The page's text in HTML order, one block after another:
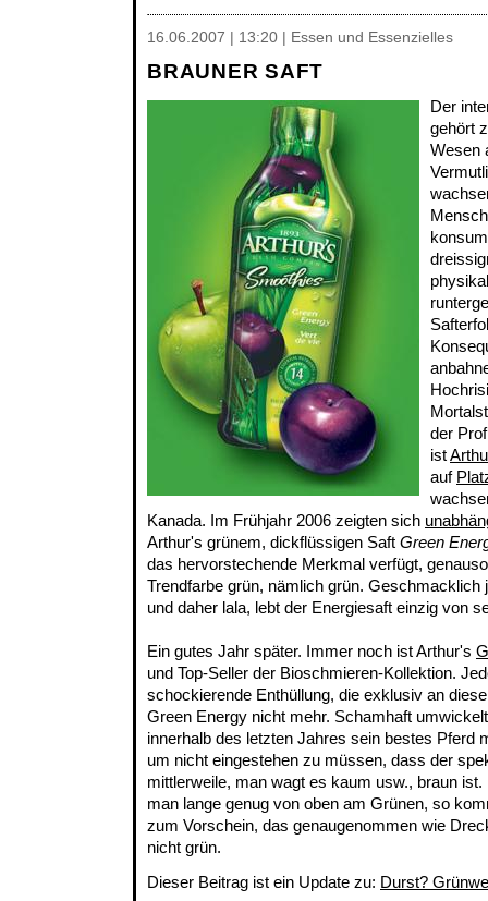
16.06.2007 | 13:20 | Essen und Essenzielles
BRAUNER SAFT
Der
gehört
Wesen
der
ist
auf
Kanada. Im Frühjahr 2006 zeigten sich
Arthur's grünem, dickflüssigen Saft Green
das hervorstechende Merkmal verfügt,
Trendfarbe grün, nämlich grün. Geschmacklich
und daher lala, lebt der Energiesaft einzig von
Ein gutes Jahr später. Immer noch ist Arthur's
und Top-Seller der Bioschmieren-Kollektion.
schockierende Enthüllung, die exklusiv an
Green Energy nicht mehr. Schamhaft
innerhalb des letzten Jahres sein bestes Pferd
um nicht eingestehen zu müssen, dass der
mittlerweile, man wagt es kaum usw., braun
man lange genug von oben am Grünen, so
zum Vorschein, das genaugenommen wie
nicht grün.
Dieser Beitrag ist ein Update zu: Durst?